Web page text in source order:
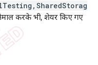
करके भी, शेयर किए गए